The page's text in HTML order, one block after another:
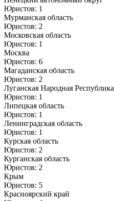
Юристов: 1
Мурманская область
Юристов: 2
Московская область
Юристов: 1
Москва
Юристов: 6
Магаданская область
Юристов: 2
Луганская Народная Республика
Юристов: 1
Липецкая область
Юристов: 1
Ленинградская область
Юристов: 1
Курская область
Юристов: 2
Курганская область
Юристов: 2
Крым
Юристов: 5
Красноярский край